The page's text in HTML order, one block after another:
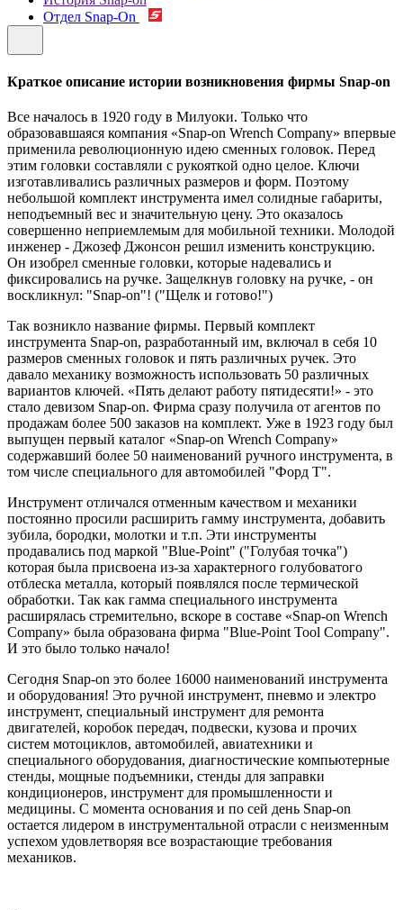
Отдел Snap-On
Краткое описание истории возникновения фирмы Snap-on
Все началось в 1920 году в Милуоки. Только что
образовавшаяся компания «Snap-on Wrench Company» впервые
применила революционную идею сменных головок. Перед
этим головки составляли с рукояткой одно целое. Ключи
изготавливались различных размеров и форм. Поэтому
небольшой комплект инструмента имел солидные габариты,
неподъемный вес и значительную цену. Это оказалось
совершенно неприемлемым для мобильной техники. Молодой
инженер - Джозеф Джонсон решил изменить конструкцию.
Он изобрел сменные головки, которые надевались и
фиксировались на ручке. Защелкнув головку на ручке, - он
воскликнул: "Snap-on"! ("Щелк и готово!")
Так возникло название фирмы. Первый комплект
инструмента Snap-on, разработанный им, включал в себя 10
размеров сменных головок и пять различных ручек. Это
давало механику возможность использовать 50 различных
вариантов ключей. «Пять делают работу пятидесяти!» - это
стало девизом Snap-on. Фирма сразу получила от агентов по
продажам более 500 заказов на комплект. Уже в 1923 году был
выпущен первый каталог «Snap-on Wrench Company»
содержавший более 50 наименований ручного инструмента, в
том числе специального для автомобилей "Форд Т".
Инструмент отличался отменным качеством и механики
постоянно просили расширить гамму инструмента, добавить
зубила, бородки, молотки и т.п. Эти инструменты
продавались под маркой "Blue-Point" ("Голубая точка")
которая была присвоена из-за характерного голубоватого
отблеска металла, который появлялся после термической
обработки. Так как гамма специального инструмента
расширялась стремительно, вскоре в составе «Snap-on Wrench
Company» была образована фирма "Blue-Point Tool Company".
И это было только начало!
Сегодня Snap-on это более 16000 наименований инструмента
и оборудования! Это ручной инструмент, пневмо и электро
инструмент, специальный инструмент для ремонта
двигателей, коробок передач, подвески, кузова и прочих
систем мотоциклов, автомобилей, авиатехники и
специального оборудования, диагностические компьютерные
стенды, мощные подъемники, стенды для заправки
кондиционеров, инструмент для промышленности и
медицины. С момента основания и по сей день Snap-on
остается лидером в инструментальной отрасли с неизменным
успехом удовлетворяя все возрастающие требования
механиков.